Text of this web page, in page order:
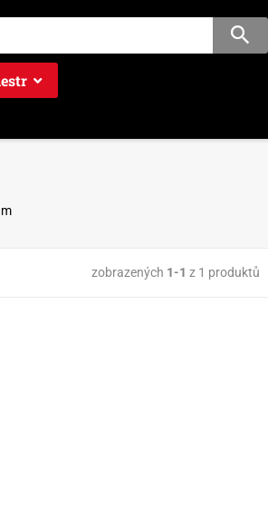
zobrazených 1-1 z 1 produktů